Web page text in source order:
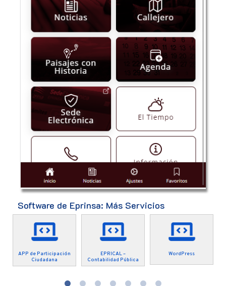
Software de Eprinsa: Más Servicios
APP de Participación
Ciudadana
EPRICAL –
Contabilidad Pública
WordPress